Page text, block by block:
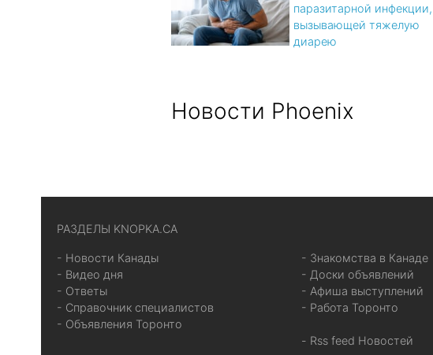
паразитарной инфекции,
вызывающей тяжелую
диарею
Новости Phoenix
РАЗДЕЛЫ KNOPKA.CA
- Новости Канады
- Видео дня
- Ответы
- Справочник специалистов
- Объявления Торонто
- Знакомства в Канаде
- Доски объявлений
- Афиша выступлений
- Работа Торонто
- Rss feed Новостей